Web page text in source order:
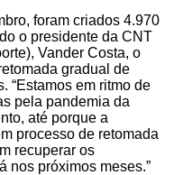
foram criados 4.970
o presidente da CNT
Vander Costa, o
gradual de
“Estamos em ritmo de
pela pandemia da
até porque a
processo de retomada
recuperar os
nos próximos meses.”